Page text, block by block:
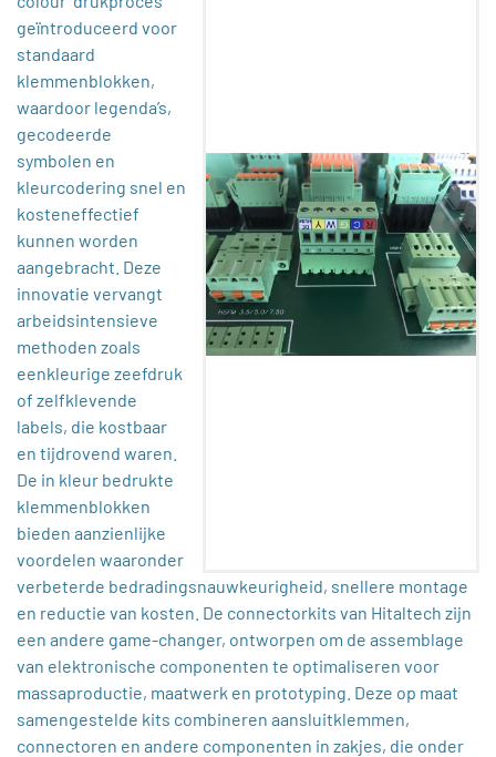
geïntroduceerd voor
standaard
klemmenblokken,
waardoor legenda’s,
gecodeerde
symbolen en
kleurcodering snel en
kosteneffectief
kunnen worden
aangebracht. Deze
innovatie vervangt
arbeidsintensieve
methoden zoals
eenkleurige zeefdruk
of zelfklevende
labels, die kostbaar
en tijdrovend waren.
De in kleur bedrukte
klemmenblokken
bieden aanzienlijke
voordelen waaronder
verbeterde bedradingsnauwkeurigheid, snellere montage
en reductie van kosten. De connectorkits van Hitaltech zijn
een andere game-changer, ontworpen om de assemblage
van elektronische componenten te optimaliseren voor
massaproductie, maatwerk en prototyping. Deze op maat
samengestelde kits combineren aansluitklemmen,
connectoren en andere componenten in zakjes, die onder